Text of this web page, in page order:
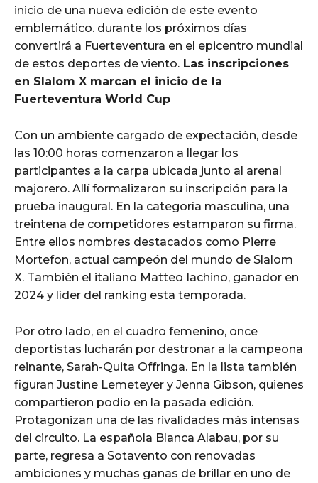
inicio de una nueva edición de este evento
emblemático. durante los próximos días
convertirá a Fuerteventura en el epicentro mundial
de estos deportes de viento. Las inscripciones
en Slalom X marcan el inicio de la
Fuerteventura World Cup
Con un ambiente cargado de expectación, desde
las 10:00 horas comenzaron a llegar los
participantes a la carpa ubicada junto al arenal
majorero. Allí formalizaron su inscripción para la
prueba inaugural. En la categoría masculina, una
treintena de competidores estamparon su firma.
Entre ellos nombres destacados como Pierre
Mortefon, actual campeón del mundo de Slalom
X. También el italiano Matteo Iachino, ganador en
2024 y líder del ranking esta temporada.
Por otro lado, en el cuadro femenino, once
deportistas lucharán por destronar a la campeona
reinante, Sarah-Quita Offringa. En la lista también
figuran Justine Lemeteyer y Jenna Gibson, quienes
compartieron podio en la pasada edición.
Protagonizan una de las rivalidades más intensas
del circuito. La española Blanca Alabau, por su
parte, regresa a Sotavento con renovadas
ambiciones y muchas ganas de brillar en uno de